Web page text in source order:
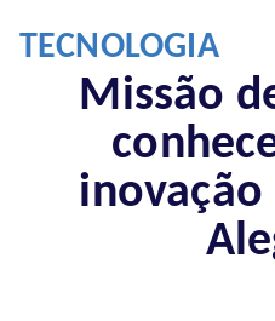
TECNOLOGIA
Missão